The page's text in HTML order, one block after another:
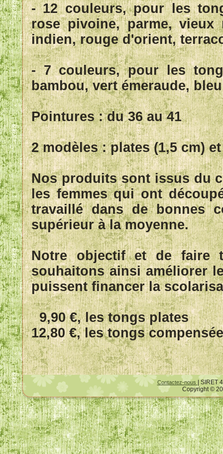
- 12 couleurs, pour les
rose pivoine, parme,
indien, rouge d'orient,
- 7 couleurs, pour les
bambou, vert émeraude,
Pointures : du 36 au 41
2 modèles : plates (1,5 cm)
Nos produits sont issus du
les femmes qui ont
travaillé dans de bonnes
supérieur à la moyenne.
Notre objectif et de faire
souhaitons ainsi améliorer
puissent financer la
9,90 €, les tongs plates
12,80 €, les tongs
Contactez-nous
| SIRET
Copyright ©